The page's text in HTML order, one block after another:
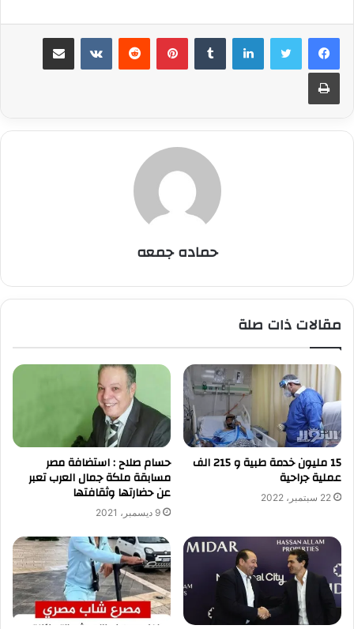
لينكدإن بينتيريست مشاركة عبر البريد
طباعة
حماده جمعه
مقالات ذات صلة
15 مليون خدمة طبية و 215 الف
عملية جراحية
22 سبتمبر، 2022
حسام صلاح : استضافة مصر
مسابقة ملكة جمال العرب تعبر
عن حضارتها وثقافتها
9 ديسمبر، 2021